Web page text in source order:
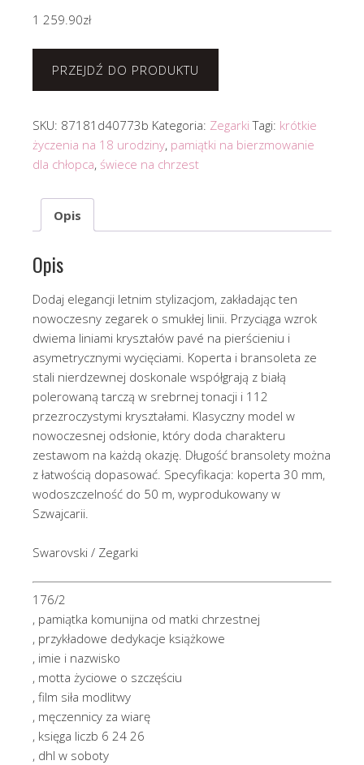
1 259.90zł
PRZEJDŹ DO PRODUKTU
SKU: 87181d40773b Kategoria: Zegarki Tagi: krótkie
życzenia na 18 urodziny, pamiątki na bierzmowanie
dla chłopca, świece na chrzest
Opis
Opis
Dodaj elegancji letnim stylizacjom, zakładając ten
nowoczesny zegarek o smukłej linii. Przyciąga wzrok
dwiema liniami kryształów pavé na pierścieniu i
asymetrycznymi wycięciami. Koperta i bransoleta ze
stali nierdzewnej doskonale współgrają z białą
polerowaną tarczą w srebrnej tonacji i 112
przezroczystymi kryształami. Klasyczny model w
nowoczesnej odsłonie, który doda charakteru
zestawom na każdą okazję. Długość bransolety można
z łatwością dopasować. Specyfikacja: koperta 30 mm,
wodoszczelność do 50 m, wyprodukowany w
Szwajcarii.
Swarovski / Zegarki
176/2
, pamiątka komunijna od matki chrzestnej
, przykładowe dedykacje książkowe
, imie i nazwisko
, motta życiowe o szczęściu
, film siła modlitwy
, męczennicy za wiarę
, księga liczb 6 24 26
, dhl w soboty